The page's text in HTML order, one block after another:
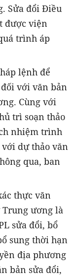
Sửa đổi Điều
được viện
trình áp
lệnh để
với văn bản
Cùng với
trì soạn thảo
nhiệm trình
dự thảo văn
qua, ban
thực văn
ương là
sửa đổi, bổ
sung thời hạn
địa phương
bản sửa đổi,